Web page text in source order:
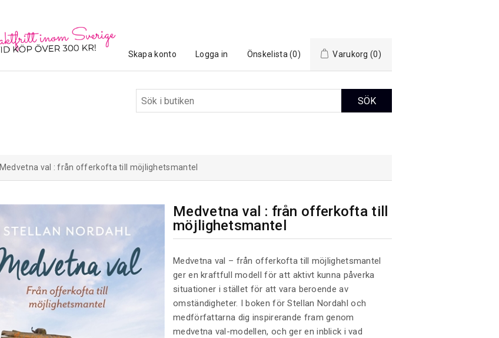
Skapa konto Logga in Önskelista (0) Varukorg (0)
Medvetna val : från offerkofta till möjlighetsmantel
Medvetna val : från offerkofta till
möjlighetsmantel
Medvetna val – från offerkofta till möjlighetsmantel
ger en kraftfull modell för att aktivt kunna påverka
situationer i stället för att vara beroende av
omständigheter. I boken för Stellan Nordahl och
medförfattarna dig inspirerande fram genom
medvetna val-modellen, och ger en inblick i vad